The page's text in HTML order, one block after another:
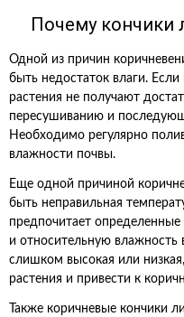
Почему кончики
Одной из причин
быть недостаток влаги.
растения не получают
пересушиванию и
Необходимо регулярно
влажности почвы.
Еще одной причиной
быть неправильная
предпочитает
и относительную влажность
слишком высокая или
растения и привести к
Также коричневые кончики